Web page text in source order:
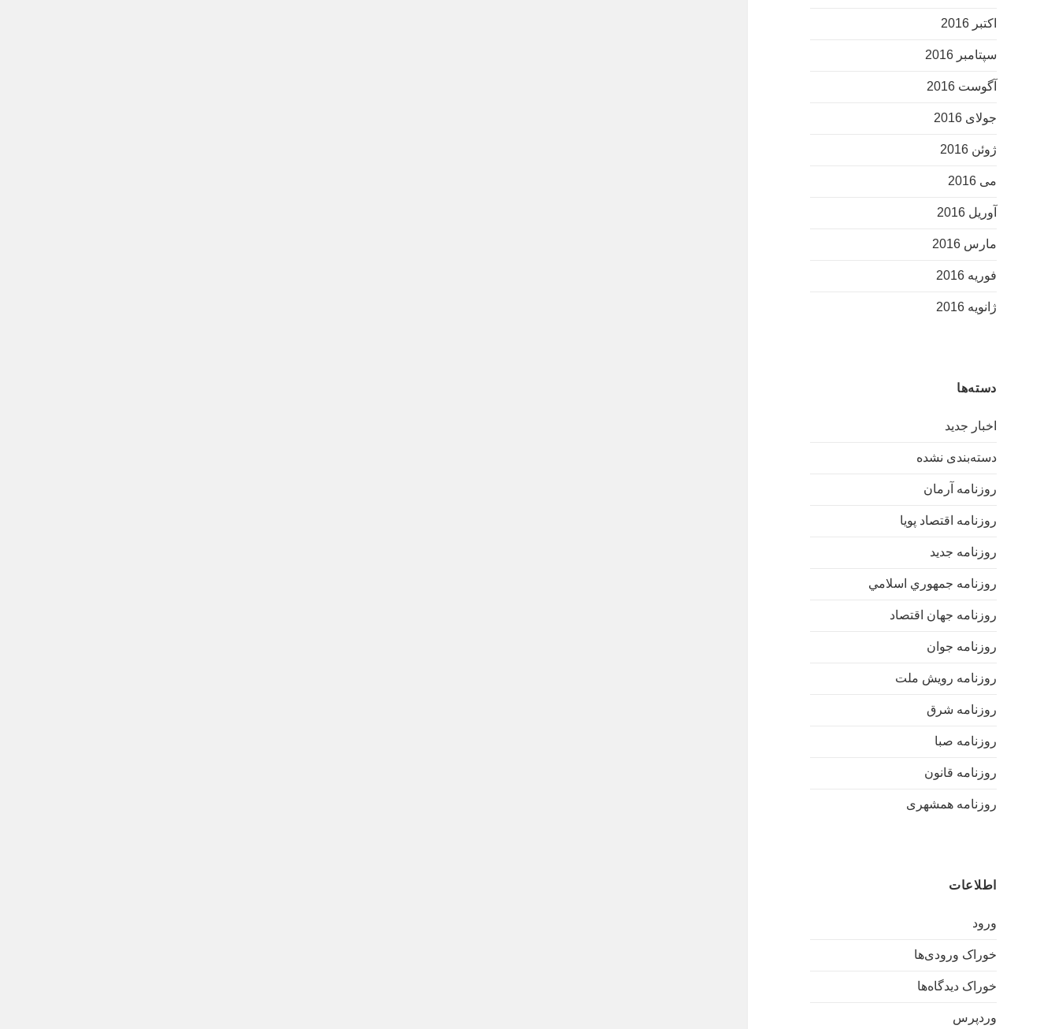
اکتبر 2016
سپتامبر 2016
آگوست 2016
جولای 2016
ژوئن 2016
می 2016
آوریل 2016
مارس 2016
فوریه 2016
ژانویه 2016
دسته‌ها
اخبار جدید
دسته‌بندی نشده
روزنامه آرمان
روزنامه اقتصاد پویا
روزنامه جدید
روزنامه جمهوري اسلامي
روزنامه جهان اقتصاد
روزنامه جوان
روزنامه رویش ملت
روزنامه شرق
روزنامه صبا
روزنامه قانون
روزنامه همشهری
اطلاعات
ورود
خوراک ورودی‌ها
خوراک دیدگاه‌ها
وردپرس